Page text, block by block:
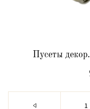
Пусеты